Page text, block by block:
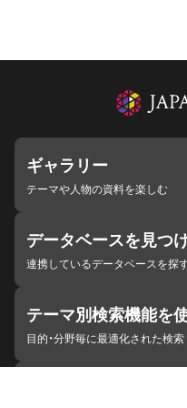
ギャラリー
テーマや人物の資料を楽しむ
データベースを見つ
連携しているデータベースを探
テーマ別検索機能を
目的・分野毎に最適化された検索